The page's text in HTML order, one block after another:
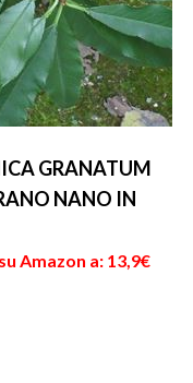
GRANATUM
NANO IN
Amazon a: 13,9€